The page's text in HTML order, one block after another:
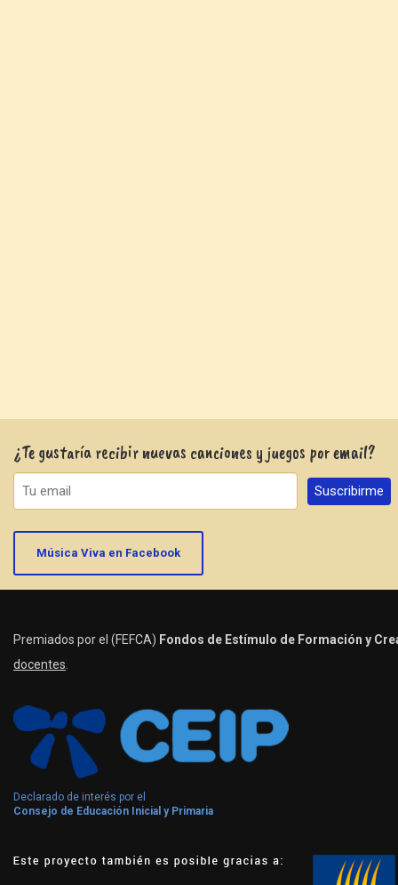
¿Te gustaría recibir nuevas canciones y juegos por email?
Música Viva en Facebook
Premiados por el (FEFCA) Fondos de Estímulo de Formación y
docentes
Declarado de interés por el
Consejo de Educación Inicial y Primaria